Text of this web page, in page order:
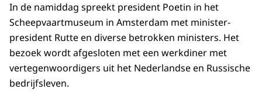
In de namiddag spreekt president Poetin in het
Scheepvaartmuseum in Amsterdam met minister-
president Rutte en diverse betrokken ministers. Het
bezoek wordt afgesloten met een werkdiner met
vertegenwoordigers uit het Nederlandse en Russische
bedrijfsleven.